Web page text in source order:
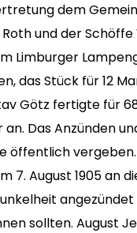
dem
und der Schöffe
Limburger
das Stück für 12
Götz fertigte für
Das Anzünden
öffentlich
7. August 1905 an
sollten. August